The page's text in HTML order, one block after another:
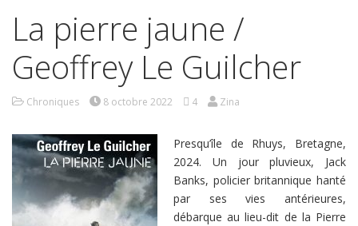
La pierre jaune /
Geoffrey Le Guilcher
Chroniques 8 octobre 2022 4 Zina
Presqu’île de Rhuys, Bretagne,
2024. Un jour pluvieux, Jack
Banks, policier britannique hanté
par ses vies antérieures,
débarque au lieu-dit de la Pierre